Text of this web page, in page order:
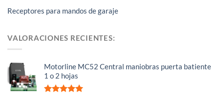
Receptores para mandos de garaje
VALORACIONES RECIENTES:
Motorline MC52 Central maniobras puerta batiente
1 o 2 hojas